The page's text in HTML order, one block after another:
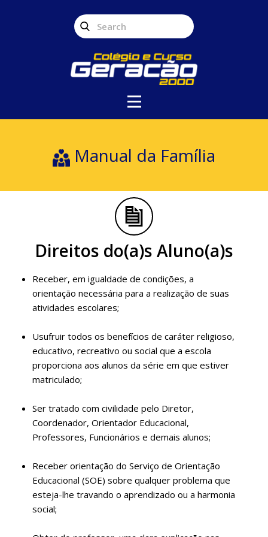
Manual da Família
Direitos do(a)s Aluno(a)s
Receber, em igualdade de condições, a
orientação necessária para a realização de suas
atividades escolares;
Usufruir todos os benefícios de caráter religioso,
educativo, recreativo ou social que a escola
proporciona aos alunos da série em que estiver
matriculado;
Ser tratado com civilidade pelo Diretor,
Coordenador, Orientador Educacional,
Professores, Funcionários e demais alunos;
Receber orientação do Serviço de Orientação
Educacional (SOE) sobre qualquer problema que
esteja-lhe travando o aprendizado ou a harmonia
social;